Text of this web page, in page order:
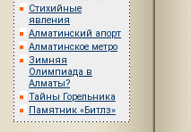
Стихийные
явления
Алматинский апорт
Алматинское метро
Зимняя
Олимпиада в
Алматы?
Тайны Горельника
Памятник «Битлз»